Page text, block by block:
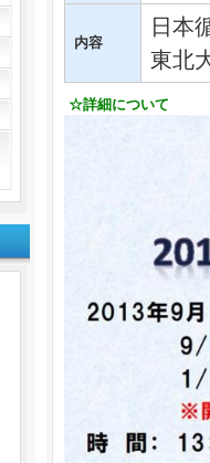
内容
日本
東北
☆詳細について